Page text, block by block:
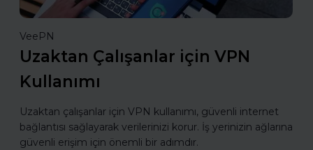
VeePN
Uzaktan Çalışanlar için VPN
Kullanımı
Uzaktan çalışanlar için VPN kullanımı, güvenli internet
bağlantısı sağlayarak verilerinizi korur. İş yerinizin ağlarına
güvenli erişim için önemli bir adımdır.